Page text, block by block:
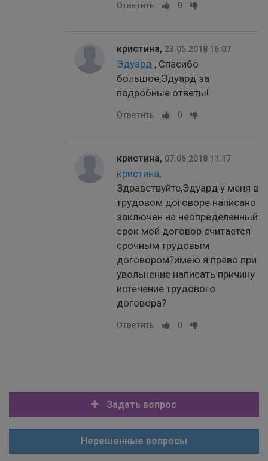
Ответить 0
кристина, 23.05.2018 16:07
Эдуард , Спасибо
большое,Эдуард за
подробные ответы!
Ответить 0
кристина, 07.06.2018 11:17
кристина,
Здравствуйте,Эдуард у меня в
трудовом договоре написано
заключен на неопределенный
срок мой договор считается
срочным трудовым
договором?имею я право при
увольнение написать причину
истечение трудового
договора?
Ответить 0
Задать вопрос
Нерешенные вопросы